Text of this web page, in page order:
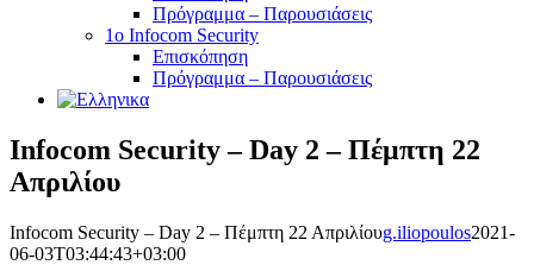
Πρόγραμμα – Παρουσιάσεις
1ο Infocom Security
Επισκόπηση
Πρόγραμμα – Παρουσιάσεις
Infocom Security – Day 2 – Πέμπτη 22
Απριλίου
Infocom Security – Day 2 – Πέμπτη 22 Απριλίουg.iliopoulos2021-
06-03T03:44:43+03:00